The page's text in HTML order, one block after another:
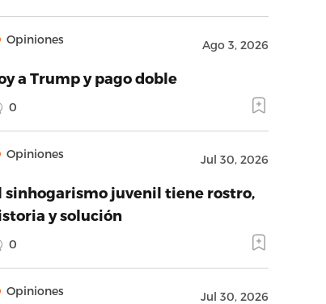
Opiniones Ago 3, 2026
a Trump y pago doble
0
Opiniones Jul 30, 2026
sinhogarismo juvenil tiene rostro,
y solución
0
Opiniones Jul 30, 2026